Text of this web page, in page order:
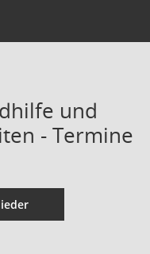
und
- Termine